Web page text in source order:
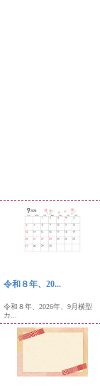
令和８年、20...
令和８年、2026年、9月横型
カ...